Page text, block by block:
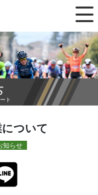
×
手
ト
ついて